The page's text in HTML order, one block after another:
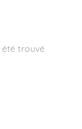
été trouvé